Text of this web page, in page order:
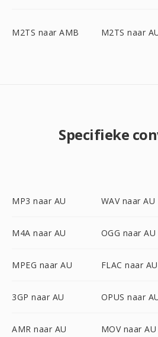
M2TS naar AMB M2TS naar
Specifieke
MP3 naar AU WAV naar AU
M4A naar AU OGG naar AU
MPEG naar AU FLAC naar AU
3GP naar AU OPUS naar
AMR naar AU MOV naar AU